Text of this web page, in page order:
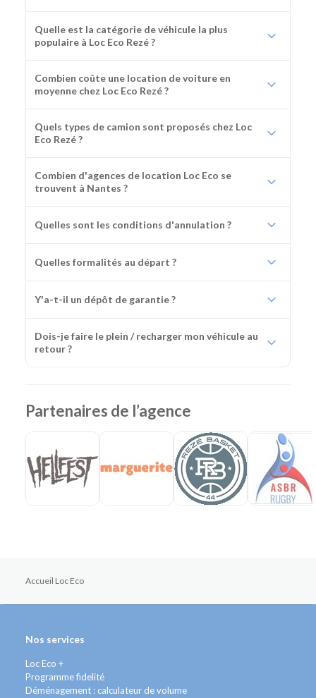
Quelle est la catégorie de véhicule la plus
populaire à Loc Eco Rezé ?
Combien coûte une location de voiture en
moyenne chez Loc Eco Rezé ?
Quels types de camion sont proposés chez Loc
Eco Rezé ?
Combien d'agences de location Loc Eco se
trouvent à Nantes ?
Quelles sont les conditions d'annulation ?
Quelles formalités au départ ?
Y'a-t-il un dépôt de garantie ?
Dois-je faire le plein / recharger mon véhicule au
retour ?
Partenaires de l’agence
Accueil Loc Eco
Nos services
Loc Eco +
Programme fidelité
Déménagement : calculateur de volume